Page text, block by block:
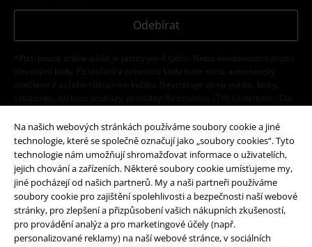
Na našich webových stránkách používáme soubory cookie a jiné
technologie, které se společně označují jako „soubory cookies“. Tyto
technologie nám umožňují shromažďovat informace o uživatelích,
jejich chování a zařízeních. Některé soubory cookie umísťujeme my,
jiné pocházejí od našich partnerů. My a naši partneři používáme
soubory cookie pro zajištění spolehlivosti a bezpečnosti naší webové
stránky, pro zlepšení a přizpůsobení vašich nákupních zkušeností,
pro provádění analýz a pro marketingové účely (např.
personalizované reklamy) na naší webové stránce, v sociálních
Odebírat
*Platí pouze online a kód je platný jen 4 týdny. Nelze kombinovat s jinými
slevovými kódy. Po vložení a potvrzení kódu bude sleva automaticky
odečtena z vašeho nákupního košíku. Nevztahuje se na média, knihy,
zboží, jehož koupí podpoříte nadaci.
Náš zákaznický servis je tu pro vás
Náš zákaznický servis je k dispozici dnes od 09:00 hod do 17:00 hod.